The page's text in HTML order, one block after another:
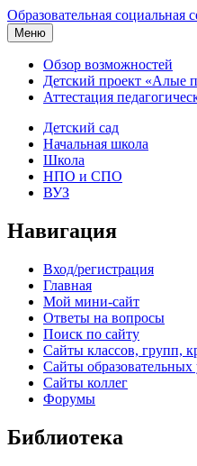
Образовательная социальная
Меню
Обзор возможностей
Детский проект «Алые
Аттестация
Детский сад
Начальная школа
Школа
НПО и СПО
ВУЗ
Навигация
Вход/регистрация
Главная
Мой мини-сайт
Ответы на вопросы
Поиск по сайту
Сайты классов, групп,
Сайты
Сайты коллег
Форумы
Библиотека